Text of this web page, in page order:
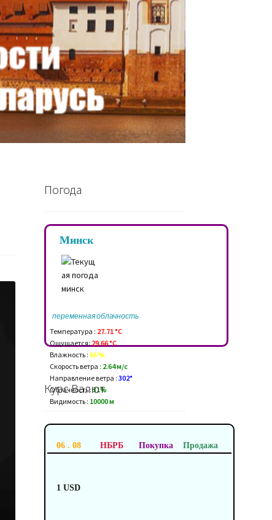
Погода
Минск
переменная облачность
Температура : 27.71 °C
Ощущается:29.66 °C
Влажность : 66 %
Скорость ветра : 2.64 м/c
Направление ветра : 302°
Облачность :31%
Видимость : 10000 м
Курс Валют
06 . 08 НБРБ Покупка Продажа
1 USD